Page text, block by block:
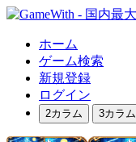
ホーム
ゲーム検索
新規登録
ログイン
2カラム 3カラム